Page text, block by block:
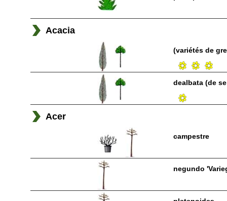
Acacia
(variétés de
dealbata (de
Acer
campestre
negundo